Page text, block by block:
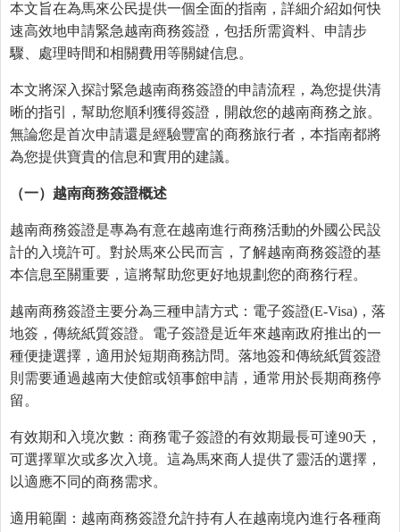
本文旨在為馬來公民提供一個全面的指南，詳細介紹如何快
速高效地申請緊急越南商務簽證，包括所需資料、申請步
驟、處理時間和相關費用等關鍵信息。
本文將深入探討緊急越南商務簽證的申請流程，為您提供清
晰的指引，幫助您順利獲得簽證，開啟您的越南商務之旅。
無論您是首次申請還是經驗豐富的商務旅行者，本指南都將
為您提供寶貴的信息和實用的建議。
（一）越南商務簽證概述
越南商務簽證是專為有意在越南進行商務活動的外國公民設
計的入境許可。對於馬來公民而言，了解越南商務簽證的基
本信息至關重要，這將幫助您更好地規劃您的商務行程。
越南商務簽證主要分為三種申請方式：電子簽證(E-Visa)，落
地簽，傳統紙質簽證。電子簽證是近年來越南政府推出的一
種便捷選擇，適用於短期商務訪問。落地簽和傳統紙質簽證
則需要通過越南大使館或領事館申請，通常用於長期商務停
留。
有效期和入境次數：商務電子簽證的有效期最長可達90天，
可選擇單次或多次入境。這為馬來商人提供了靈活的選擇，
以適應不同的商務需求。
適用範圍：越南商務簽證允許持有人在越南境內進行各種商